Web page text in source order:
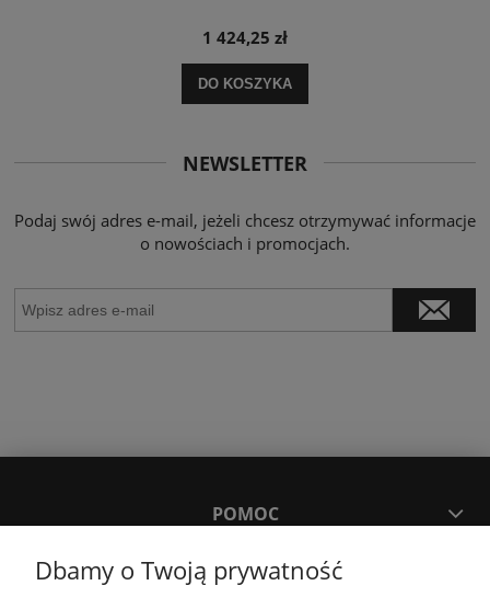
1 424,25 zł
DO KOSZYKA
NEWSLETTER
Podaj swój adres e-mail, jeżeli chcesz otrzymywać informacje
o nowościach i promocjach.
POMOC
MOJE KONTO
Dbamy o Twoją prywatność